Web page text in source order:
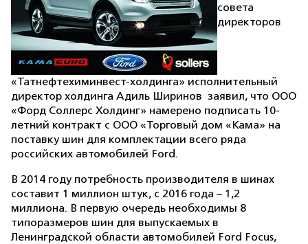
совета
директоров
«Татнефтехиминвест-холдинга» исполнительный
директор холдинга Адиль Ширинов заявил, что ООО
«Форд Соллерс Холдинг» намерено подписать 10-
летний контракт с ООО «Торговый дом «Кама» на
поставку шин для комплектации всего ряда
российских автомобилей Ford.
В 2014 году потребность производителя в шинах
составит 1 миллион штук, с 2016 года – 1,2
миллиона. В первую очередь необходимы 8
типоразмеров шин для выпускаемых в
Ленинградской области автомобилей Ford Focus,